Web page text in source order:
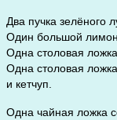
Два пучка зелёного
Один большой лимон.
Одна столовая
Одна столовая
и кетчуп.
Одна чайная ложка